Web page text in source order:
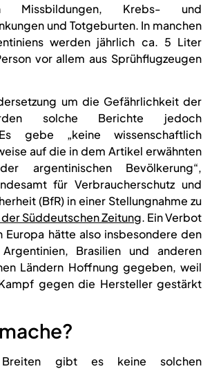
Missbildungen, Krebs- und
und Totgeburten. In manchen
werden jährlich ca. 5 Liter
vor allem aus Sprühflugzeugen
um die Gefährlichkeit der
solche Berichte jedoch
gebe „keine wissenschaftlich
auf die in dem Artikel erwähnten
argentinischen Bevölkerung“,
für Verbraucherschutz und
(BfR) in einer Stellungnahme zu
Süddeutschen Zeitung. Ein Verbot
Europa hätte also insbesondere den
Brasilien und anderen
Ländern Hoffnung gegeben, weil
gegen die Hersteller gestärkt
gibt es keine solchen